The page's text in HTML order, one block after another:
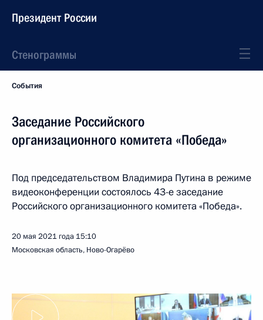
Президент России
Стенограммы
События
Заседание Российского
организационного комитета «Победа»
Под председательством Владимира Путина в режиме
видеоконференции состоялось 43-е заседание
Российского организационного комитета «Победа».
20 мая 2021 года 15:10
Московская область, Ново-Огарёво